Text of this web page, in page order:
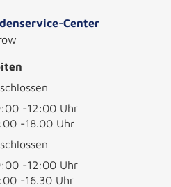
Center
-12:00 Uhr
-18.00 Uhr
-12:00 Uhr
-16.30 Uhr